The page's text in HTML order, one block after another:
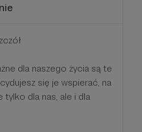
dla naszego życia są te
się je wspierać, na
tylko dla nas, ale i dla